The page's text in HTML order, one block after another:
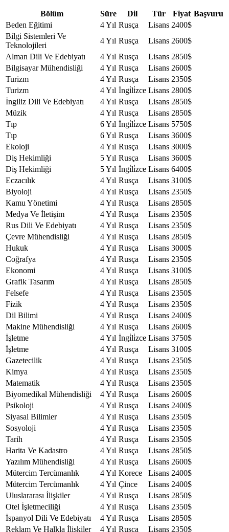
Bölüm Süre Dil Tür Fiyat Başvuru
Beden Eğitimi
4 Yıl Rusça Lisans 2400$
Bilgi Sistemleri Ve
Teknolojileri
4 Yıl Rusça Lisans 2600$
Alman Dili Ve Edebiyatı
4 Yıl Rusça Lisans 2850$
Bilgisayar Mühendisliği
4 Yıl Rusça Lisans 2600$
Turizm
4 Yıl Rusça Lisans 2350$
Turizm
4 Yıl İngi̇li̇zce Lisans 2800$
İngiliz Dili Ve Edebiyatı
4 Yıl Rusça Lisans 2850$
Müzik
4 Yıl Rusça Lisans 2850$
Tıp
6 Yıl İngi̇li̇zce Lisans 5750$
Tıp
6 Yıl Rusça Lisans 3600$
Ekoloji
4 Yıl Rusça Lisans 3000$
Diş Hekimliği
5 Yıl Rusça Lisans 3600$
Diş Hekimliği
5 Yıl İngi̇li̇zce Lisans 6400$
Eczacılık
4 Yıl Rusça Lisans 3100$
Biyoloji
4 Yıl Rusça Lisans 2350$
Kamu Yönetimi
4 Yıl Rusça Lisans 2850$
Medya Ve İletişim
4 Yıl Rusça Lisans 2350$
Rus Dili Ve Edebiyatı
4 Yıl Rusça Lisans 2350$
Çevre Mühendisliği
4 Yıl Rusça Lisans 2850$
Hukuk
4 Yıl Rusça Lisans 3000$
Coğrafya
4 Yıl Rusça Lisans 2350$
Ekonomi
4 Yıl Rusça Lisans 3100$
Grafik Tasarım
4 Yıl Rusça Lisans 2850$
Felsefe
4 Yıl Rusça Lisans 2350$
Fizik
4 Yıl Rusça Lisans 2350$
Dil Bilimi
4 Yıl Rusça Lisans 2400$
Makine Mühendisliği
4 Yıl Rusça Lisans 2600$
İşletme
4 Yıl İngi̇li̇zce Lisans 3750$
İşletme
4 Yıl Rusça Lisans 3100$
Gazetecilik
4 Yıl Rusça Lisans 2350$
Kimya
4 Yıl Rusça Lisans 2350$
Matematik
4 Yıl Rusça Lisans 2350$
Biyomedikal Mühendisliği
4 Yıl Rusça Lisans 2600$
Psikoloji
4 Yıl Rusça Lisans 2400$
Siyasal Bilimler
4 Yıl Rusça Lisans 2350$
Sosyoloji
4 Yıl Rusça Lisans 2350$
Tarih
4 Yıl Rusça Lisans 2350$
Harita Ve Kadastro
4 Yıl Rusça Lisans 2850$
Yazılım Mühendisliği
4 Yıl Rusça Lisans 2600$
Mütercim Tercümanlık
4 Yıl Korece Lisans 2400$
Mütercim Tercümanlık
4 Yıl Çince Lisans 2400$
Uluslararası İlişkiler
4 Yıl Rusça Lisans 2850$
Otel İşletmeciliği
4 Yıl Rusça Lisans 2350$
İspanyol Dili Ve Edebiyatı
4 Yıl Rusça Lisans 2850$
Reklam Ve Halkla İlişkiler
4 Yıl Rusça Lisans 2350$